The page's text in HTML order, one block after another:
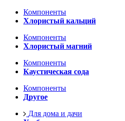
Компоненты
Хлористый кальций
Компоненты
Хлористый магний
Компоненты
Каустическая сода
Компоненты
Другое
Для дома и дачи